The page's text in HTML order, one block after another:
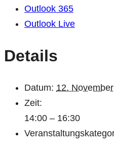
Outlook 365
Outlook Live
Details
Datum: 12. November
Zeit:
14:00 – 16:30